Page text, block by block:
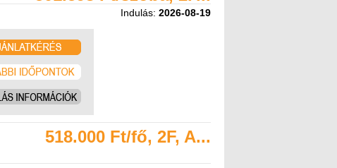
Indulás: 2026-08-19
518.000 Ft/fő, 2F, A...